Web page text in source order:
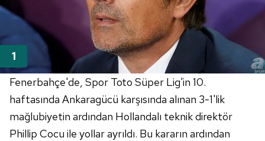
Fenerbahçe'de, Spor Toto Süper Lig'in 10.
haftasında Ankaragücü karşısında alınan 3-1'lik
mağlubiyetin ardından Hollandalı teknik direktör
Phillip Cocu ile yollar ayrıldı. Bu kararın ardından